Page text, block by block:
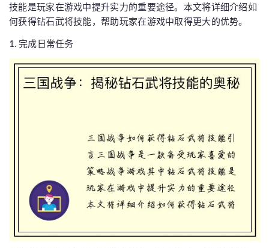
技能是玩家在游戏中提升实力的重要途径。本文将详细介绍如
何获得钻石武将技能，帮助玩家在游戏中取得更大的优势。
1. 完成日常任务